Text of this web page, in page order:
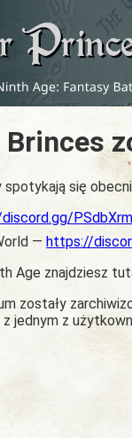
się
— https://
Age znajdziesz
zostały
jednym z